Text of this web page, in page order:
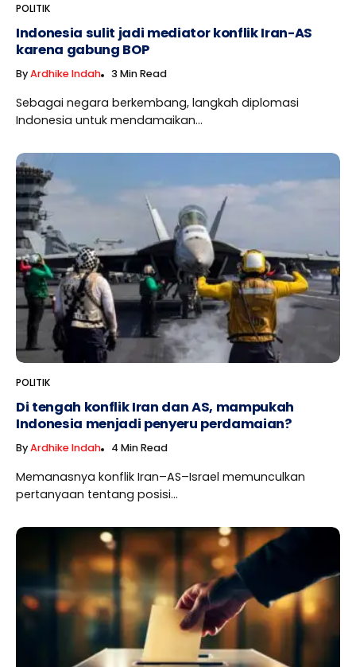
POLITIK
Indonesia sulit jadi mediator konflik Iran-AS
karena gabung BOP
ByArdhike Indah 3 Min Read
Sebagai negara berkembang, langkah diplomasi
Indonesia untuk mendamaikan...
POLITIK
Di tengah konflik Iran dan AS, mampukah
Indonesia menjadi penyeru perdamaian?
ByArdhike Indah 4 Min Read
Memanasnya konflik Iran–AS–Israel memunculkan
pertanyaan tentang posisi...